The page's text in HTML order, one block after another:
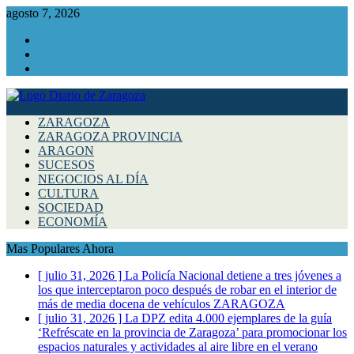
agosto 7, 2026
ZARAGOZA
ZARAGOZA PROVINCIA
ARAGON
SUCESOS
NEGOCIOS AL DÍA
CULTURA
SOCIEDAD
ECONOMÍA
Mas Populares Ahora
[ julio 31, 2026 ] La Policía Nacional detiene a tres jóvenes a
los que interceptaron poco después de robar en el interior de
más de media docena de vehículos ZARAGOZA
[ julio 31, 2026 ] La DPZ edita 4.000 ejemplares de la guía
‘Refréscate en la provincia de Zaragoza’ para promocionar los
espacios naturales y actividades al aire libre en el verano